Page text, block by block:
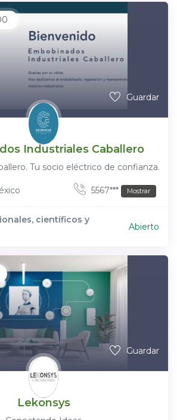
Guardar
Industriales Caballero
Tu socio eléctrico de confianza.
5567*** Mostrar
científicos y
Abierto
Guardar
Lekonsys